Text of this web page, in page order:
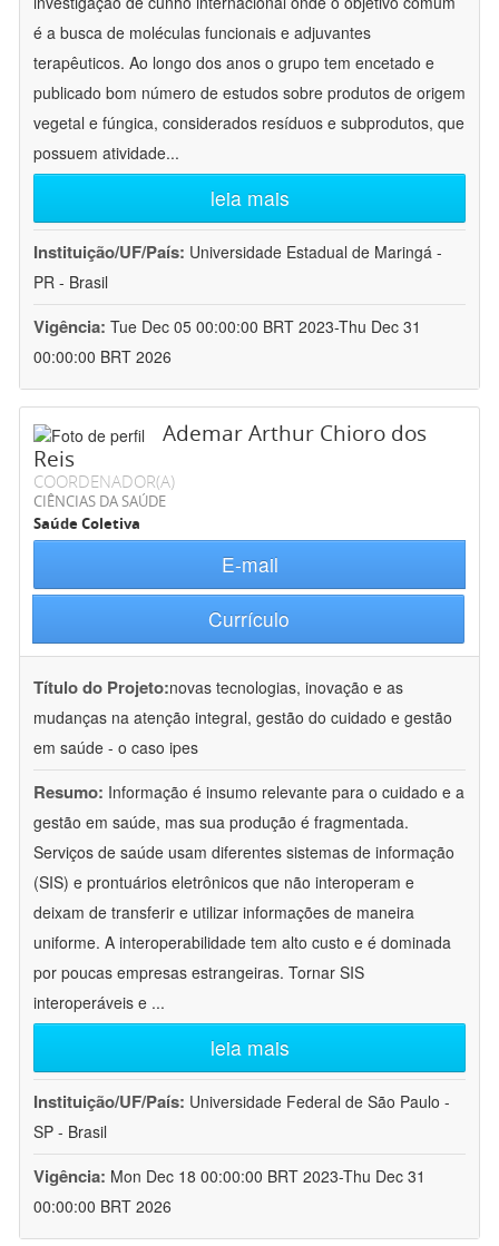
é a busca de moléculas funcionais e adjuvantes
terapêuticos. Ao longo dos anos o grupo tem encetado e
publicado bom número de estudos sobre produtos de origem
vegetal e fúngica, considerados resíduos e subprodutos, que
possuem atividade...
leia mais
Instituição/UF/País: Universidade Estadual de Maringá -
PR - Brasil
Vigência: Tue Dec 05 00:00:00 BRT 2023-Thu Dec 31
00:00:00 BRT 2026
Ademar Arthur Chioro dos
Reis
COORDENADOR(A)
CIÊNCIAS DA SAÚDE
Saúde Coletiva
E-mail
Currículo
Título do Projeto:novas tecnologias, inovação e as
mudanças na atenção integral, gestão do cuidado e gestão
em saúde - o caso ipes
Resumo: Informação é insumo relevante para o cuidado e a
gestão em saúde, mas sua produção é fragmentada.
Serviços de saúde usam diferentes sistemas de informação
(SIS) e prontuários eletrônicos que não interoperam e
deixam de transferir e utilizar informações de maneira
uniforme. A interoperabilidade tem alto custo e é dominada
por poucas empresas estrangeiras. Tornar SIS
interoperáveis e ...
leia mais
Instituição/UF/País: Universidade Federal de São Paulo -
SP - Brasil
Vigência: Mon Dec 18 00:00:00 BRT 2023-Thu Dec 31
00:00:00 BRT 2026